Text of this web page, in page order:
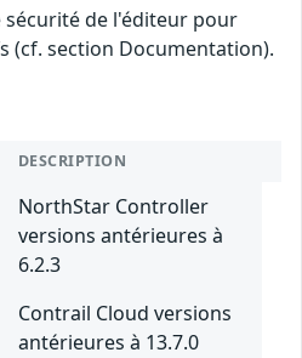
de l'éditeur pour
(cf. section Documentation).
DESCRIPTION
NorthStar Controller
versions antérieures à
6.2.3
Contrail Cloud versions
antérieures à 13.7.0